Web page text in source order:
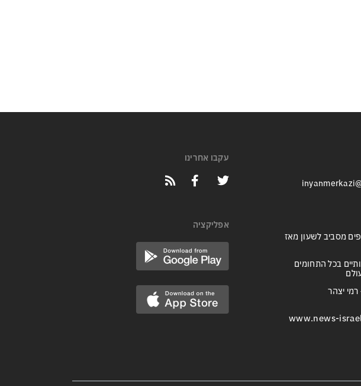
מסביב לשעון מאז
בכל התחומים
יצהר
עקבו אחרינו
אפליקציה